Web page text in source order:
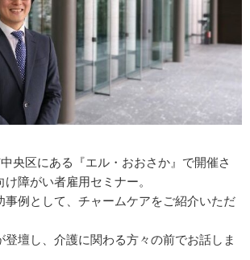
央区にある『エル・おおさか』で開催さ
障がい者雇用セミナー。
事例として、チャームケアをご紹介いただ
登壇し、介護に関わる方々の前でお話しま